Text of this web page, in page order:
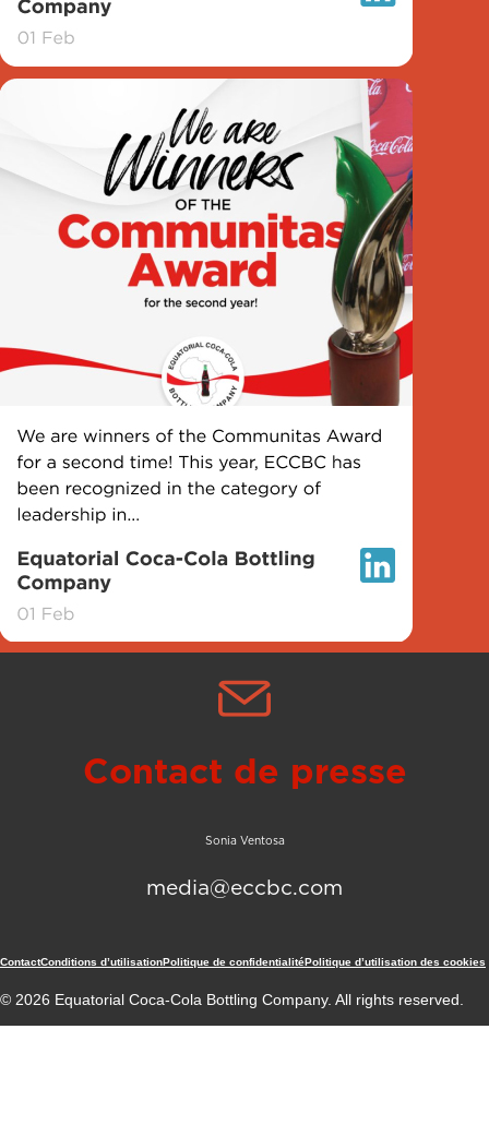
Contact de presse
Sonia Ventosa
media@eccbc.com
ContactConditions d’utilisationPolitique de confidentialitéPolitique d’utilisation des cookies
© 2026 Equatorial Coca-Cola Bottling Company. All rights reserved.